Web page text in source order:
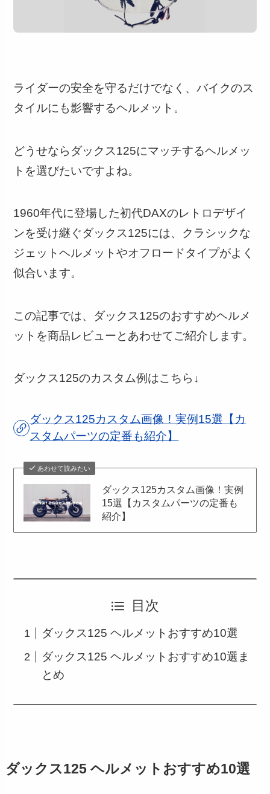
ライダーの安全を守るだけでなく、バイクのス
タイルにも影響するヘルメット。
どうせならダックス125にマッチするヘルメッ
トを選びたいですよね。
1960年代に登場した初代DAXのレトロデザイ
ンを受け継ぐダックス125には、クラシックな
ジェットヘルメットやオフロードタイプがよく
似合います。
この記事では、ダックス125のおすすめヘルメ
ットを商品レビューとあわせてご紹介します。
ダックス125のカスタム例はこちら↓
ダックス125カスタム画像！実例15選【カ
スタムパーツの定番も紹介】
あわせて読みたい
ダックス125カスタム画像！実例
15選【カスタムパーツの定番も
紹介】
目次
ダックス125 ヘルメットおすすめ10選
ダックス125 ヘルメットおすすめ10選ま
とめ
ダックス125 ヘルメットおすすめ10選